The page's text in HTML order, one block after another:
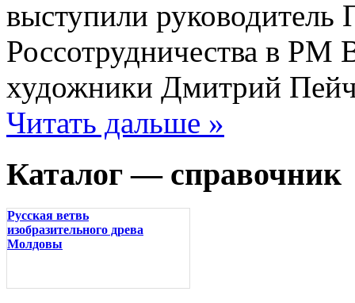
выступили руководитель
Россотрудничества в РМ
художники Дмитрий
Читать дальше »
Каталог — справочник
Русская ветвь
изобразительного древа
Молдовы